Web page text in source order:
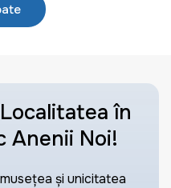
în
Anenii Noi!
și unicitatea